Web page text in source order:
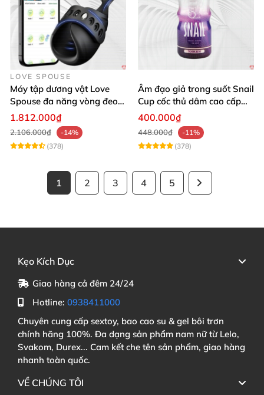
LOVE SPOUSE
Máy tập dương vật Love
Spouse đa năng vòng đeo
điều khiển qua app tiện lợi
1.812.000₫
2.106.000₫
-14%
(378)
Âm đạo giả trong suốt Snail
Cup cốc thủ dâm cao cấp
nam giới
400.000₫
448.000₫
-11%
(378)
1 2 3 4 5
Kẹo Kích Dục
Giao hàng cả đêm 24/24
Hotline: 0938411000
Chuyên cung cấp sextoy, bao cao su & gel bôi trơn
chính hãng 100%. Đa dạng sản phẩm nam nữ từ Lelo,
Svakom, Durex... Cam kết che tên sản phẩm, giao hàng
nhanh toàn quốc.
VỀ CHÚNG TÔI